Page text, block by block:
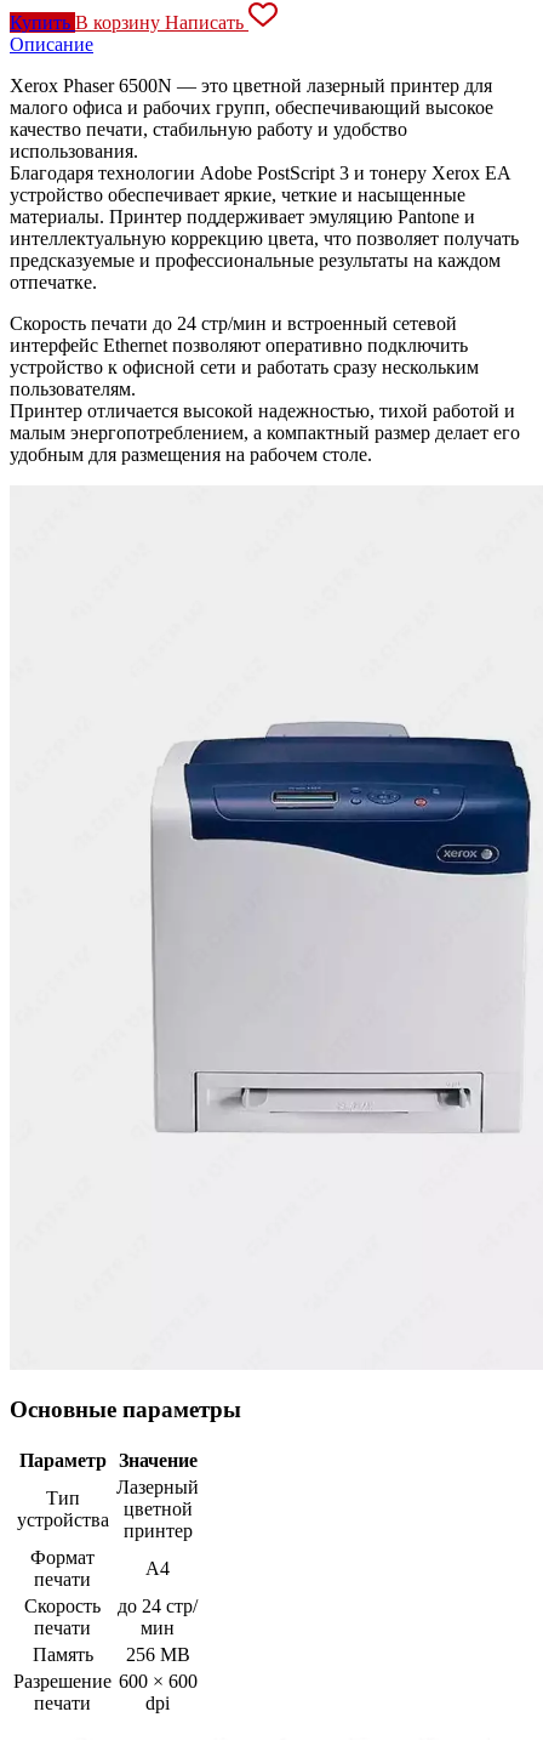
Купить В корзину Написать
Описание
Xerox Phaser 6500N — это цветной лазерный принтер для
малого офиса и рабочих групп, обеспечивающий высокое
качество печати, стабильную работу и удобство
использования.
Благодаря технологии Adobe PostScript 3 и тонеру Xerox EA
устройство обеспечивает яркие, четкие и насыщенные
материалы. Принтер поддерживает эмуляцию Pantone и
интеллектуальную коррекцию цвета, что позволяет получать
предсказуемые и профессиональные результаты на каждом
отпечатке.
Скорость печати до 24 стр/мин и встроенный сетевой
интерфейс Ethernet позволяют оперативно подключить
устройство к офисной сети и работать сразу нескольким
пользователям.
Принтер отличается высокой надежностью, тихой работой и
малым энергопотреблением, а компактный размер делает его
удобным для размещения на рабочем столе.
Основные параметры
Параметр
Значение
Тип
устройства
Лазерный
цветной
принтер
Формат
печати
A4
Скорость
печати
до 24 стр/
мин
Память
256 MB
Разрешение
печати
600 × 600
dpi